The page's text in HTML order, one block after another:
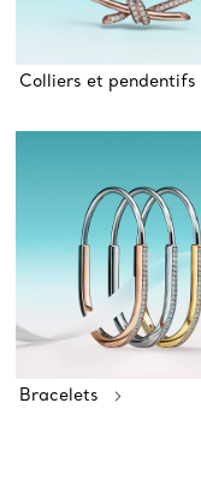
Colliers et pendentifs
Bracelets